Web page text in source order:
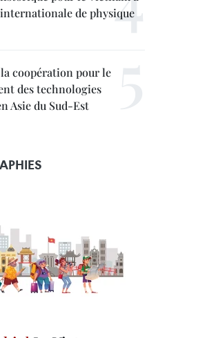
de physique
coopération pour le
des technologies
Asie du Sud-Est